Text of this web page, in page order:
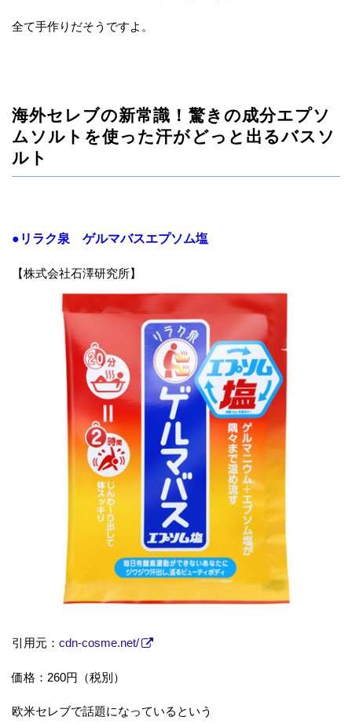
全て手作りだそうですよ。
海外セレブの新常識！驚きの成分エプソ
ムソルトを使った汗がどっと出るバスソ
ルト
●リラク泉 ゲルマバスエプソム塩
【株式会社石澤研究所】
引用元： cdn-cosme.net/
価格：260円（税別）
欧米セレブで話題になっているという